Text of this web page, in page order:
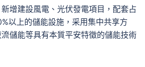
增建設風電、光伏發電項目，配套占
以上的儲能設施，采用集中共享方
儲能等具有本質平安特徵的儲能技術